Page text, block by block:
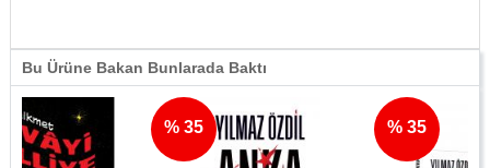
Bu Ürüne Bakan Bunlarada Baktı
% 35 % 35